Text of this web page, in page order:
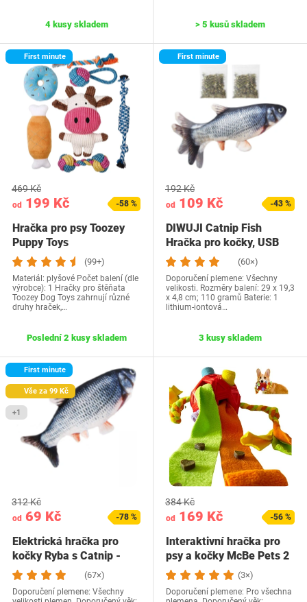
4 kusy skladem > 5 kusů skladem
First minute
od 199 Kč
469 Kč
-58 %
Hračka pro psy Toozey
Puppy Toys
(99+)
Materiál: plyšové Počet balení (dle
výrobce): 1 Hračky pro štěňata
Toozey Dog Toys zahrnují různé
druhy hraček,…
Poslední 2 kusy skladem
First minute
od 109 Kč
192 Kč
-43 %
DIWUJI Catnip Fish
Hračka pro kočky, USB
Elektrické vrtění…
(60×)
Doporučení plemene: Všechny
velikosti. Rozměry balení: 29 x 19,3
x 4,8 cm; 110 gramů Baterie: 1
lithium-iontová…
3 kusy skladem
First minute
Vše za 99 Kč
+1
od 69 Kč
312 Kč
-78 %
Elektrická hračka pro
kočky Ryba s Catnip -
Interaktivní…
(67×)
Doporučení plemene: Všechny
od 169 Kč
384 Kč
-56 %
Interaktivní hračka pro
psy a kočky McBe Pets 2
v 1 –…
(3×)
Doporučení plemene: Pro všechna